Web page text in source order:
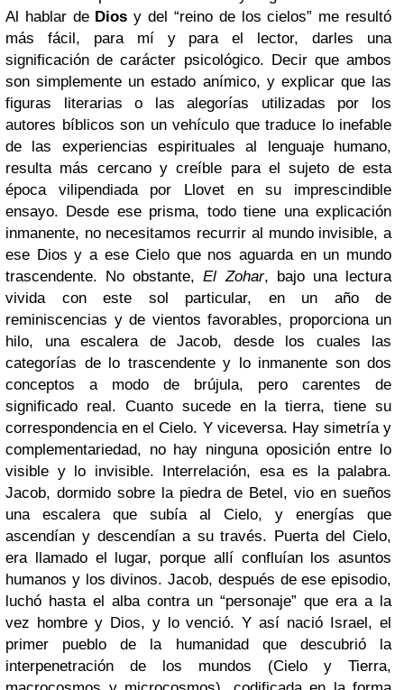
Al hablar de Dios y del “reino de los cielos” me resultó
más fácil, para mí y para el lector, darles una
significación de carácter psicológico. Decir que ambos
son simplemente un estado anímico, y explicar que las
figuras literarias o las alegorías utilizadas por los
autores bíblicos son un vehículo que traduce lo inefable
de las experiencias espirituales al lenguaje humano,
resulta más cercano y creíble para el sujeto de esta
época vilipendiada por Llovet en su imprescindible
ensayo. Desde ese prisma, todo tiene una explicación
inmanente, no necesitamos recurrir al mundo invisible, a
ese Dios y a ese Cielo que nos aguarda en un mundo
trascendente. No obstante,El Zohar, bajo una lectura
vivida con este sol particular, en un año de
reminiscencias y de vientos favorables, proporciona un
hilo, una escalera de Jacob, desde los cuales las
categorías de lo trascendente y lo inmanente son dos
conceptos a modo de brújula, pero carentes de
significado real. Cuanto sucede en la tierra, tiene su
correspondencia en el Cielo. Y viceversa. Hay simetría y
complementariedad, no hay ninguna oposición entre lo
visible y lo invisible. Interrelación, esa es la palabra.
Jacob, dormido sobre la piedra de Betel, vio en sueños
una escalera que subía al Cielo, y energías que
ascendían y descendían a su través. Puerta del Cielo,
era llamado el lugar, porque allí confluían los asuntos
humanos y los divinos. Jacob, después de ese episodio,
luchó hasta el alba contra un “personaje” que era a la
vez hombre y Dios, y lo venció. Y así nació Israel, el
primer pueblo de la humanidad que descubrió la
interpenetración de los mundos (Cielo y Tierra,